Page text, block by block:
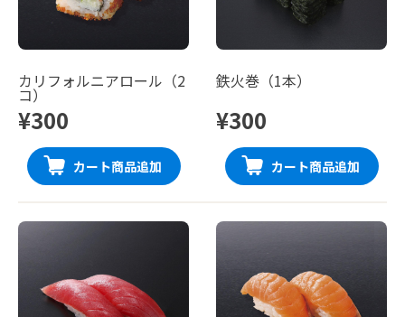
カリフォルニアロール（2
コ）
¥300
カート商品追加
鉄火巻（1本）
¥300
カート商品追加